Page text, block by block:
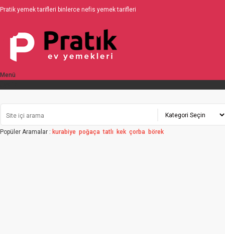
Pratik yemek tarifleri binlerce nefis yemek tarifleri
Menü
Popüler Aramalar : kurabiye poğaça tatlı kek çorba börek